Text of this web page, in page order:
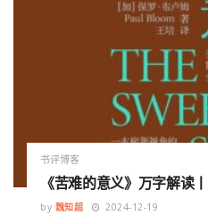
书评博客
《苦难的意义》万字解读
by 魏知超 2024-12-19